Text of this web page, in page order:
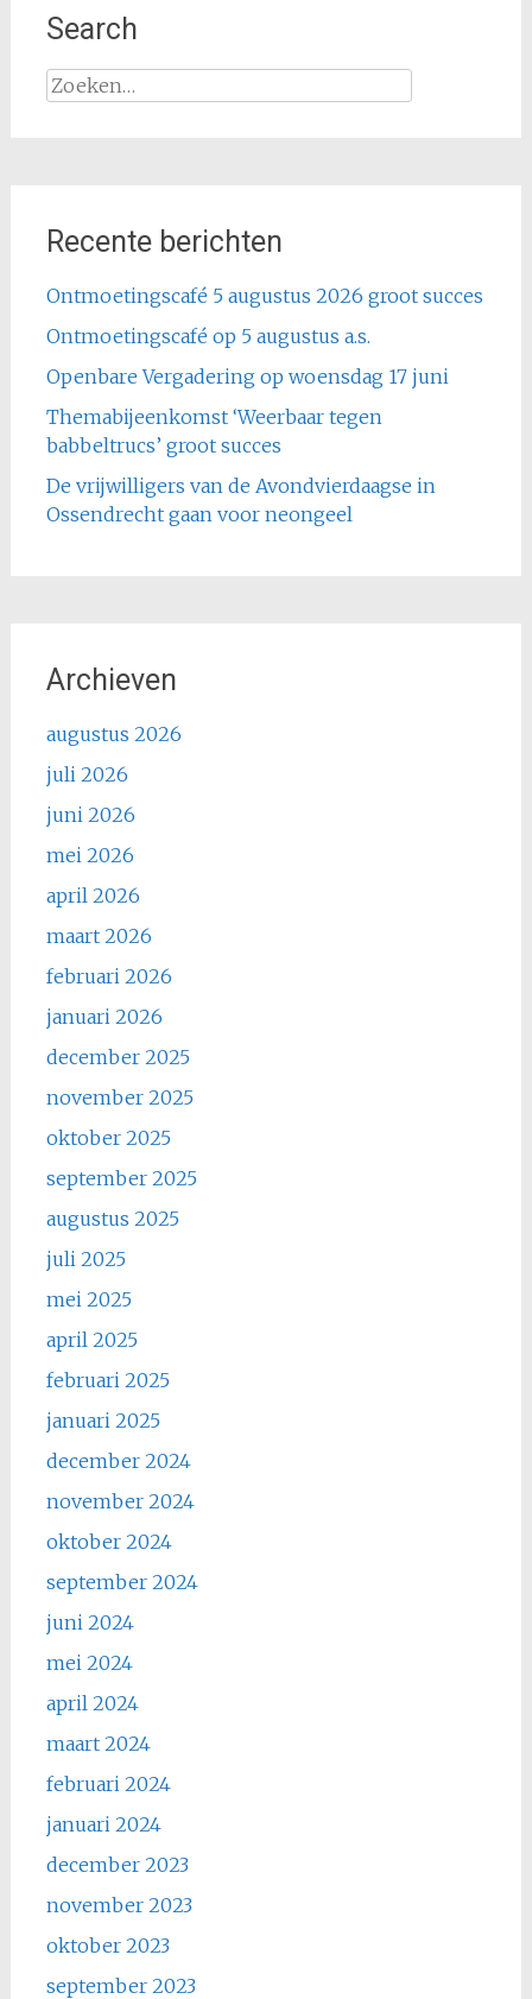
Search
Zoeken
naar:
Recente berichten
Ontmoetingscafé 5 augustus 2026 groot succes
Ontmoetingscafé op 5 augustus a.s.
Openbare Vergadering op woensdag 17 juni
Themabijeenkomst ‘Weerbaar tegen
babbeltrucs’ groot succes
De vrijwilligers van de Avondvierdaagse in
Ossendrecht gaan voor neongeel
Archieven
augustus 2026
juli 2026
juni 2026
mei 2026
april 2026
maart 2026
februari 2026
januari 2026
december 2025
november 2025
oktober 2025
september 2025
augustus 2025
juli 2025
mei 2025
april 2025
februari 2025
januari 2025
december 2024
november 2024
oktober 2024
september 2024
juni 2024
mei 2024
april 2024
maart 2024
februari 2024
januari 2024
december 2023
november 2023
oktober 2023
september 2023